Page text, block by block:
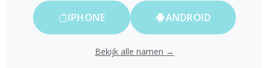
IPHONE ANDROID
Bekijk alle namen →